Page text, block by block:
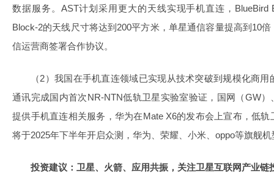
数据服务。AST计划采用更大的天线实现手机直连，BlueBird
Block-2的天线尺寸将达到200平方米，单星通信容量提高到10
信运营商签署合作协议。
（2）我国在手机直连领域已实现从技术突破到规模化商
通讯完成国内首次NR-NTN低轨卫星实验室验证，国网（GW
提供手机直连相关服务，华为在Mate X6的发布会上宣布，低
将于2025年下半年开启众测，华为、荣耀、小米、oppo等旗舰
投资建议：卫星、火箭、应用共振，关注卫星互联网产业链